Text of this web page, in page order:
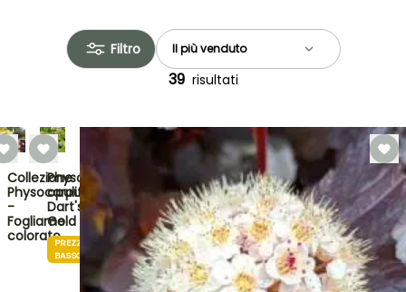
Filtro
39 risultati
Collezione
Physocarpus
-
Fogliame
colorato
Physocarpus
opulifolius
Dart's
Gold
PREZZO
BASSO